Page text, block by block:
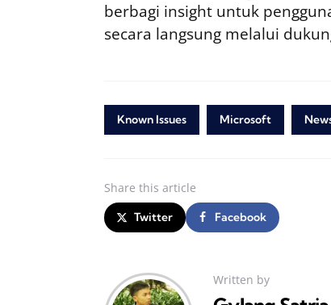
berbagi insight untuk
secara langsung melalui
Known Issues Microsoft
Share this article
Twitter Facebook
Written by